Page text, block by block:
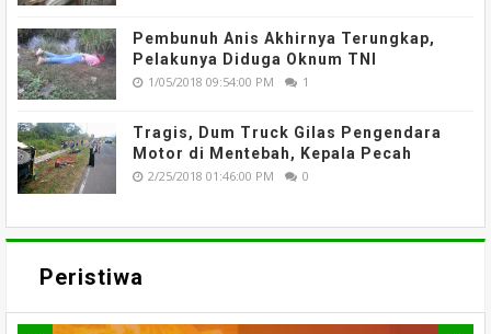
Pembunuh Anis Akhirnya Terungkap,
Pelakunya Diduga Oknum TNI
1/05/2018 09:54:00 PM 1
Tragis, Dum Truck Gilas Pengendara
Motor di Mentebah, Kepala Pecah
2/25/2018 01:46:00 PM 0
Peristiwa